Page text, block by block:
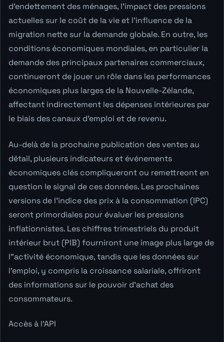
d'endettement des ménages, l'impact des pressions
actuelles sur le coût de la vie et l'influence de la
migration nette sur la demande globale. En outre, les
conditions économiques mondiales, en particulier la
demande des principaux partenaires commerciaux,
continueront de jouer un rôle dans les performances
économiques plus larges de la Nouvelle-Zélande,
affectant indirectement les dépenses intérieures par
le biais des canaux d'emploi et de revenu.
Au-delà de la prochaine publication des ventes au
détail, plusieurs indicateurs et événements
économiques clés compliqueront ou remettreont en
question le signal de ces données. Les prochaines
versions de l'indice des prix à la consommation (IPC)
seront primordiales pour évaluer les pressions
inflationnistes. Les chiffres trimestriels du produit
intérieur brut (PIB) fourniront une image plus large de
l"activité économique, tandis que les données sur
l'emploi, y compris la croissance salariale, offriront
des informations sur le pouvoir d'achat des
consommateurs.
Accès à l'API